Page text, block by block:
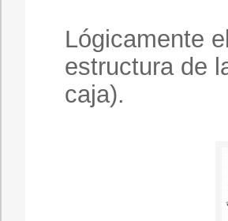
Lógicamente
estructura de
caja).